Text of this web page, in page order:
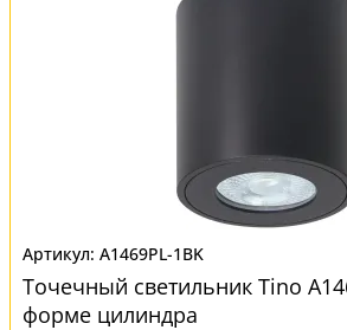
A1469PL-1BK
Точечный светильник Tino
форме цилиндра